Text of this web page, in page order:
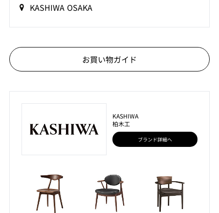
KASHIWA OSAKA
お買い物ガイド
KASHIWA
柏木工
ブランド詳細へ